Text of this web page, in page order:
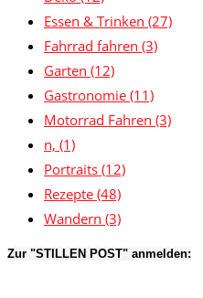
Essen & Trinken (27)
Fahrrad fahren (3)
Garten (12)
Gastronomie (11)
Motorrad Fahren (3)
n, (1)
Portraits (12)
Rezepte (48)
Wandern (3)
Zur "STILLEN POST" anmelden: